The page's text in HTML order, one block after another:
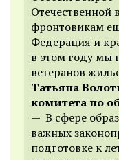
Отечественной
фронтовикам
Федерация и
в этом году мы
ветеранов
Татьяна
комитета по
— В сфере
важных
подготовке к